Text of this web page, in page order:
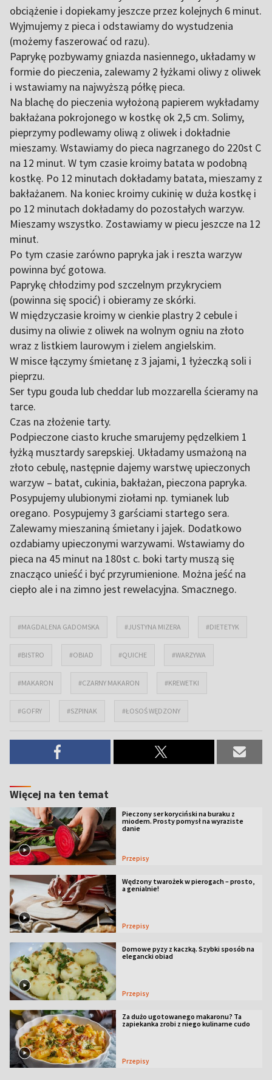
obciążenie i dopiekamy jeszcze przez kolejnych 6 minut.
Wyjmujemy z pieca i odstawiamy do wystudzenia
(możemy faszerować od razu).
Paprykę pozbywamy gniazda nasiennego, układamy w
formie do pieczenia, zalewamy 2 łyżkami oliwy z oliwek
i wstawiamy na najwyższą półkę pieca.
Na blachę do pieczenia wyłożoną papierem wykładamy
bakłażana pokrojonego w kostkę ok 2,5 cm. Solimy,
pieprzymy podlewamy oliwą z oliwek i dokładnie
mieszamy. Wstawiamy do pieca nagrzanego do 220st C
na 12 minut. W tym czasie kroimy batata w podobną
kostkę. Po 12 minutach dokładamy batata, mieszamy z
bakłażanem. Na koniec kroimy cukinię w duża kostkę i
po 12 minutach dokładamy do pozostałych warzyw.
Mieszamy wszystko. Zostawiamy w piecu jeszcze na 12
minut.
Po tym czasie zarówno papryka jak i reszta warzyw
powinna być gotowa.
Paprykę chłodzimy pod szczelnym przykryciem
(powinna się spocić) i obieramy ze skórki.
W międzyczasie kroimy w cienkie plastry 2 cebule i
dusimy na oliwie z oliwek na wolnym ogniu na złoto
wraz z listkiem laurowym i zielem angielskim.
W misce łączymy śmietanę z 3 jajami, 1 łyżeczką soli i
pieprzu.
Ser typu gouda lub cheddar lub mozzarella ścieramy na
tarce.
Czas na złożenie tarty.
Podpieczone ciasto kruche smarujemy pędzelkiem 1
łyżką musztardy sarepskiej. Układamy usmażoną na
złoto cebulę, następnie dajemy warstwę upieczonych
warzyw – batat, cukinia, bakłażan, pieczona papryka.
Posypujemy ulubionymi ziołami np. tymianek lub
oregano. Posypujemy 3 garściami startego sera.
Zalewamy mieszaniną śmietany i jajek. Dodatkowo
ozdabiamy upieczonymi warzywami. Wstawiamy do
pieca na 45 minut na 180st c. boki tarty muszą się
znacząco unieść i być przyrumienione. Można jeść na
ciepło ale i na zimno jest rewelacyjna. Smacznego.
#MAGDALENA GADOMSKA #JUSTYNA MIZERA #DIETETYK
#BISTRO #OBIAD #QUICHE #WARZYWA
#MAKARON #CZARNY MAKARON #KREWETKI
#GOFRY #SZPINAK #ŁOSOŚ WĘDZONY
Więcej na ten temat
Pieczony ser koryciński na buraku z
miodem. Prosty pomysł na wyraziste
danie
Przepisy
Wędzony twarożek w pierogach – prosto,
a genialnie!
Przepisy
Domowe pyzy z kaczką. Szybki sposób na
elegancki obiad
Przepisy
Za dużo ugotowanego makaronu? Ta
zapiekanka zrobi z niego kulinarne cudo
Przepisy